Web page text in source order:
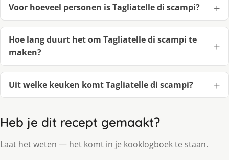
Voor hoeveel personen is Tagliatelle di scampi?
Hoe lang duurt het om Tagliatelle di scampi te
maken?
Uit welke keuken komt Tagliatelle di scampi?
Heb je dit recept gemaakt?
Laat het weten — het komt in je kooklogboek te staan.